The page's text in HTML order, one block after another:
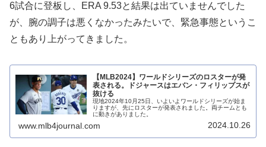
6試合に登板し、ERA 9.53と結果は出ていませんでした
が、腕の調子は悪くなかったみたいで、緊急事態というこ
ともあり上がってきました。
【MLB2024】ワールドシリーズのロスターが発
表される。ドジャースはエバン・フィリップスが
抜ける
現地2024年10月25日、いよいよワールドシリーズが始ま
りますが、先にロスターが発表されました。両チームとも
に動きがありました。
www.mlb4journal.com 2024.10.26